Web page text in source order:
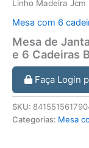
Linho Madeira Jcm
Mesa com 6
Mesa de
e 6 Cadeiras
Faça Login
SKU:
Categorias: Mesa